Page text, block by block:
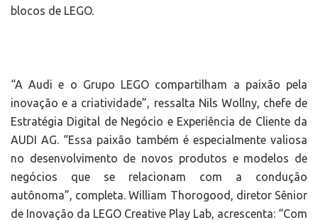
blocos de LEGO.
“A Audi e o Grupo LEGO compartilham a paixão pela
inovação e a criatividade”, ressalta Nils Wollny, chefe de
Estratégia Digital de Negócio e Experiência de Cliente da
AUDI AG. “Essa paixão também é especialmente valiosa
no desenvolvimento de novos produtos e modelos de
negócios que se relacionam com a condução
autônoma”, completa. William Thorogood, diretor Sênior
de Inovação da LEGO Creative Play Lab, acrescenta: “Com